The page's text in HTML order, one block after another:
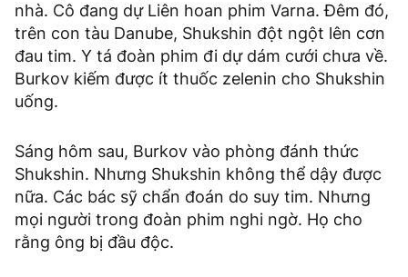
nhà. Cô đang dự Liên hoan phim Varna. Đêm đó,
trên con tàu Danube, Shukshin đột ngột lên cơn
đau tim. Y tá đoàn phim đi dự dám cưới chưa về.
Burkov kiếm được ít thuốc zelenin cho Shukshin
uống.
Sáng hôm sau, Burkov vào phòng đánh thức
Shukshin. Nhưng Shukshin không thể dậy được
nữa. Các bác sỹ chẩn đoán do suy tim. Nhưng
mọi người trong đoàn phim nghi ngờ. Họ cho
rằng ông bị đầu độc.